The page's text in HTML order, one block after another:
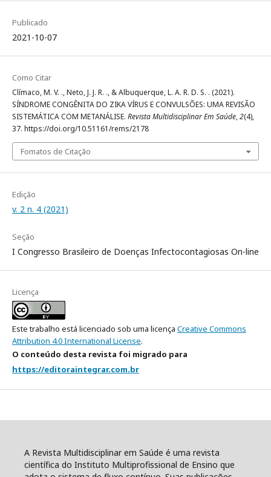
Publicado
2021-10-07
Como Citar
Clímaco, M. V. ., Neto, J. J. R. ., & Albuquerque, L. A. R. D. S. . (2021).
SÍNDROME CONGÊNITA DO ZIKA VÍRUS E CONVULSÕES: UMA REVISÃO
SISTEMÁTICA COM METANÁLISE. Revista Multidisciplinar Em Saúde,2(4),
37. https://doi.org/10.51161/rems/2178
Fomatos de Citação
Edição
v. 2 n. 4 (2021)
Seção
I Congresso Brasileiro de Doenças Infectocontagiosas On-line
Licença
Este trabalho está licenciado sob uma licença Creative Commons
Attribution 4.0 International License.
O conteúdo desta revista foi migrado para
https://editoraintegrar.com.br
A Revista Multidisciplinar em Saúde é uma revista
científica do Instituto Multiprofissional de Ensino que